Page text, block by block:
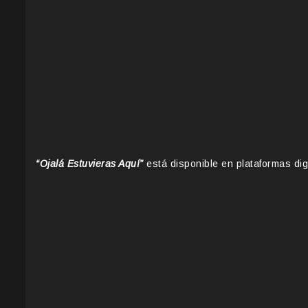
“Ojalá Estuvieras Aquí”está disponible en plataformas